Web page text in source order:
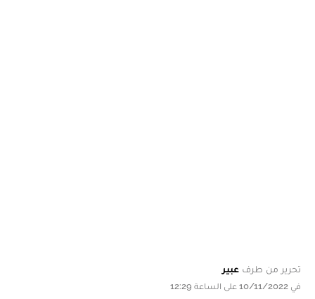
تحرير من طرف عبير
في 10/11/2022 على الساعة 12:29